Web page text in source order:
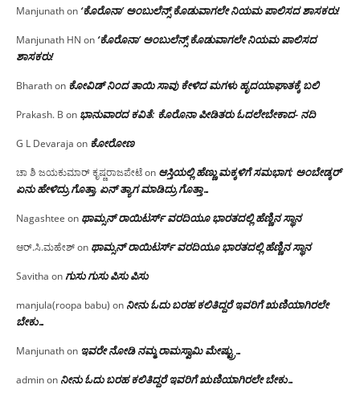
Manjunathon ‘ಕೊರೊನಾ’ ಅಂಬುಲೆನ್ಸ್ ಕೊಡುವಾಗಲೇ ನಿಯಮ ಪಾಲಿಸದ ಶಾಸಕರು!
Manjunath HN on ‘ಕೊರೊನಾ’ ಅಂಬುಲೆನ್ಸ್ ಕೊಡುವಾಗಲೇ ನಿಯಮ ಪಾಲಿಸದ
ಶಾಸಕರು!
Bharathon ಕೋವಿಡ್ ನಿಂದ ತಾಯಿ ಸಾವು ಕೇಳಿದ ಮಗಳು ಹೃದಯಾಘಾತಕ್ಕೆ ಬಲಿ
Prakash. B on ಭಾನುವಾರದ ಕವಿತೆ: ಕೊರೊನಾ ಪೀಡಿತರು ಓದಲೇಬೇಕಾದ- ನದಿ
G L Devaraja on ಕೋರೋಣ
ಚಾ ಶಿ ಜಯಕುಮಾರ್ ಕೃಷ್ಣರಾಜಪೇಟೆon ಆಸ್ತಿಯಲ್ಲಿ ಹೆಣ್ಣು ಮಕ್ಕಳಿಗೆ ಸಮಭಾಗ; ಅಂಬೇಡ್ಕರ್
ಏನು ಹೇಳಿದ್ರು ಗೊತ್ತಾ, ಏನ್ ತ್ಯಾಗ ಮಾಡಿದ್ರು ಗೊತ್ತಾ…
Nagashtee on ಥಾಮ್ಸನ್ ರಾಯಿಟರ್ಸ್ ವರದಿಯೂ ಭಾರತದಲ್ಲಿ ಹೆಣ್ಣಿನ ಸ್ಥಾನ‌
ಆರ್.ಸಿ.ಮಹೇಶ್on ಥಾಮ್ಸನ್ ರಾಯಿಟರ್ಸ್ ವರದಿಯೂ ಭಾರತದಲ್ಲಿ ಹೆಣ್ಣಿನ ಸ್ಥಾನ‌
Savitha onಗುಸು ಗುಸು ಪಿಸು ಪಿಸು
manjula(roopa babu) on ನೀನು ಓದು ಬರಹ ಕಲಿತಿದ್ದರೆ ಇವರಿಗೆ ಋಣಿಯಾಗಿರಲೇ
ಬೇಕು…
Manjunathon ಇವರೇ‌ ನೋಡಿ‌ ನಮ್ಮ‌ ರಾಮಸ್ವಾಮಿ ಮೇಷ್ಟ್ರು…
adminon ನೀನು ಓದು ಬರಹ ಕಲಿತಿದ್ದರೆ ಇವರಿಗೆ ಋಣಿಯಾಗಿರಲೇ ಬೇಕು…